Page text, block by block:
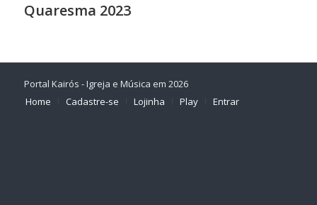
Quaresma 2023
Portal Kairós - Igreja e Música em 2026
Home
Cadastre-se Lojinha Play Entrar